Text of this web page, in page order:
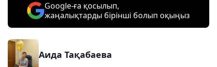
Google-ға қосылып,
жаңалықтарды бірінші болып оқыңыз
Аида Тақабаева